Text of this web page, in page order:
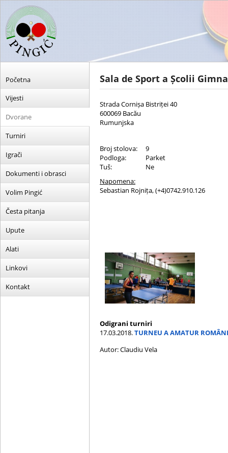
Početna
Vijesti
Dvorane
Turniri
Igrači
Dokumenti i obrasci
Volim Pingić
Česta pitanja
Upute
Alati
Linkovi
Kontakt
Sala de Sport a Școlii
Strada Cornișa Bistriței 40
600069 Bacău
Rumunjska
Broj stolova:
9
Podloga:
Parket
Tuš:
Ne
Napomena:
Sebastian Rojnița, (+4)0742.910.126
Odigrani turniri
17.03.2018.TURNEU A AMATUR
Autor: Claudiu Vela